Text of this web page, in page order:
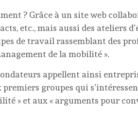
? Grâce à un site web
etc., mais aussi des ateliers
de travail rassemblant des
de la mobilité ».
appellent ainsi
premiers groupes qui
» et aux « arguments pour